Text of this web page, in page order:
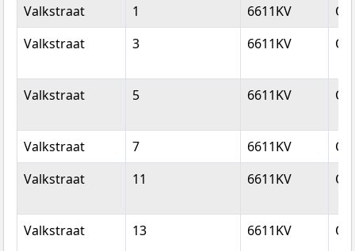
Straatnaam
Huisnummer Postcode
Valkstraat 1 6611KV
Valkstraat
3 6611KV
Valkstraat 5 6611KV
Valkstraat 7 6611KV
Valkstraat
11 6611KV
Valkstraat 13 6611KV